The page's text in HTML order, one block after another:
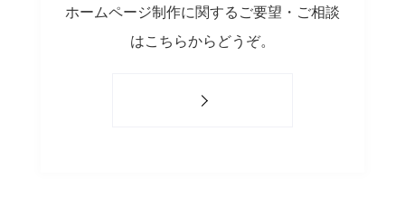
ホームページ制作に関するご要望・ご相談
はこちらからどうぞ。